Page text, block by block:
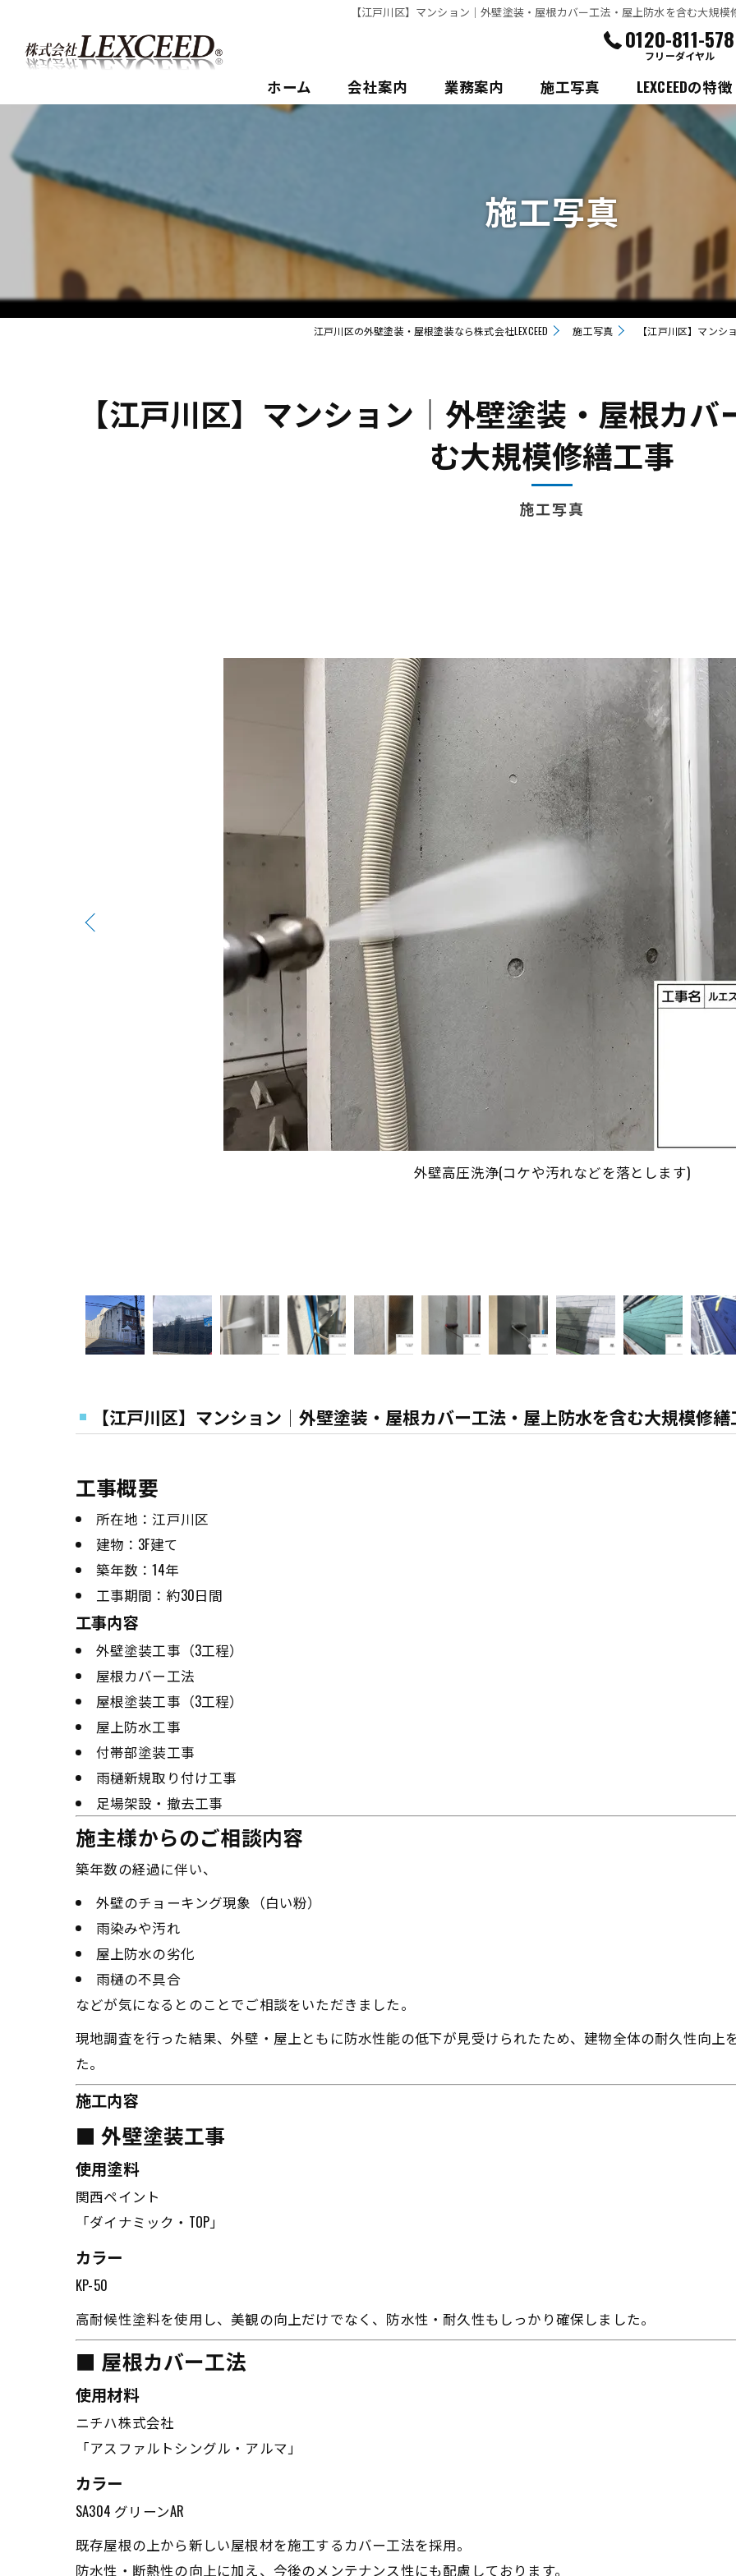
【江戸川区】マンション│外壁塗装・屋根カバー工法・屋上防水を含む大規模
0120-811-578
フリーダイヤル
ホーム 会社案内 業務案内 施工写真 LEXCEEDの特徴
市川市の外壁・屋
屋根塗装
防水
コーキング
施工写真
江戸川区の外壁塗装・屋根塗装なら株式会社LEXCEED 施工写真 【江戸川区】マン
施工写真
【江戸川区】マンション│外壁塗装・屋根カ
む大規模修繕工事
外壁高圧洗浄(コケや汚れなどを落とします)
【江戸川区】マンション│外壁塗装・屋根カバー工法・屋上防水を含む大規模修繕
工事概要
所在地：江戸川区
建物：3F建て
築年数：14年
工事期間：約30日間
工事内容
外壁塗装工事（3工程）
屋根カバー工法
屋根塗装工事（3工程）
屋上防水工事
付帯部塗装工事
雨樋新規取り付け工事
足場架設・撤去工事
施主様からのご相談内容
築年数の経過に伴い、
外壁のチョーキング現象（白い粉）
雨染みや汚れ
屋上防水の劣化
雨樋の不具合
などが気になるとのことでご相談をいただきました。
現地調査を行った結果、外壁・屋上ともに防水性能の低下が見受けられたため、建物全体の耐久性向
た。
施工内容
■ 外壁塗装工事
使用塗料
関西ペイント
「ダイナミック・TOP」
カラー
KP-50
高耐候性塗料を使用し、美観の向上だけでなく、防水性・耐久性もしっかり確保しました。
■ 屋根カバー工法
使用材料
ニチハ株式会社
「アスファルトシングル・アルマ」
カラー
SA304 グリーンAR
既存屋根の上から新しい屋根材を施工するカバー工法を採用。
防水性・断熱性の向上に加え、今後のメンテナンス性にも配慮しております。